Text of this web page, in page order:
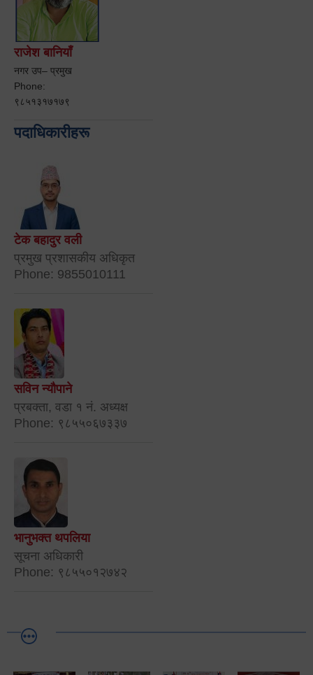
राजेश बानियाँ
नगर उप– प्रमुख
Phone:
९८५१३१७१७९
पदाधिकारीहरू
टेक बहादुर वली
प्रमुख प्रशासकीय अधिकृत
Phone: 9855010111
सविन न्यौपाने
प्रबक्ता, वडा १ नं. अध्यक्ष
Phone: ९८५५०६७३३७
भानुभक्त थपलिया
सूचना अधिकारी
Phone: ९८५५०१२७४२